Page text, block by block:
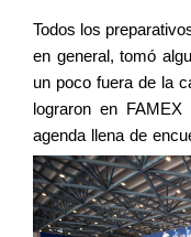
Todos los
en general, tomó
un poco fuera de la
lograron en
agenda llena de
pláticas de interés.